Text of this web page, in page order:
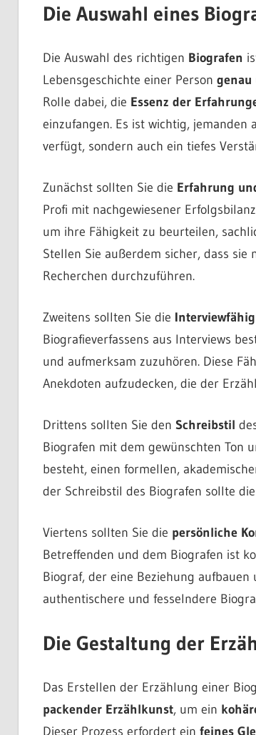
Die Auswahl eines
Die Auswahl des richtigen Biografen
Lebensgeschichte einer Person genau
Rolle dabei, die Essenz der
einzufangen. Es ist wichtig,
verfügt, sondern auch ein tiefes
Zunächst sollten Sie die Erfahrung
Profi mit nachgewiesener
um ihre Fähigkeit zu beurteilen,
Stellen Sie außerdem sicher, dass
Recherchen durchzuführen.
Zweitens sollten Sie die
Biografieverfassens aus Interviews
und aufmerksam zuzuhören. Diese
Anekdoten aufzudecken, die der
Drittens sollten Sie den Schreibstil
Biografen mit dem gewünschten Ton
besteht, einen formellen,
der Schreibstil des Biografen sollte
Viertens sollten Sie die persönliche
Betreffenden und dem Biografen ist
Biograf, der eine Beziehung
authentischere und fesselndere
Die Gestaltung der
Das Erstellen der Erzählung einer
packender Erzählkunst, um ein
Dieser Prozess erfordert ein feines